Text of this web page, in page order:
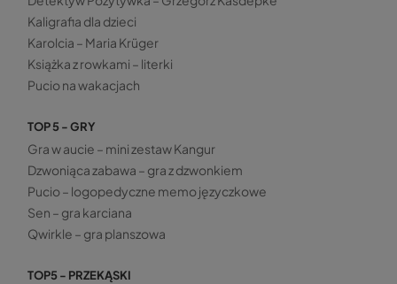
Kaligrafia dla dzieci
Karolcia – Maria Krüger
Książka z rowkami – literki
Pucio na wakacjach
TOP 5 - GRY
Gra w aucie – mini zestaw Kangur
Dzwoniąca zabawa – gra z dzwonkiem
Pucio – logopedyczne memo języczkowe
Sen – gra karciana
Qwirkle – gra planszowa
TOP5 - PRZEKĄSKI